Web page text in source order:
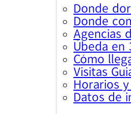
Donde
Donde
Agencias
Úbeda en
Cómo
Visitas
Horarios
Datos de